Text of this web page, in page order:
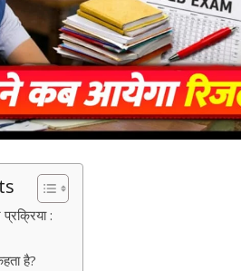
प्रक्रिया :
है?